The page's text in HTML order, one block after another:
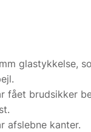
glastykkelse,
fået brudsikker
afslebne kanter.